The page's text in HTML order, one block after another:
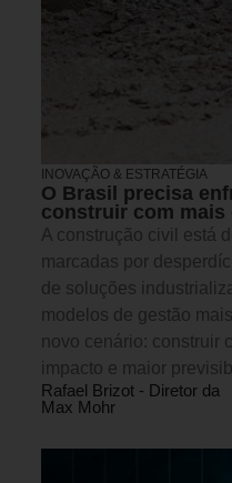
INOVAÇÃO & ESTRATÉGIA
O Brasil precisa
construir com mais
A construção civil está
marcadas por
de soluções
modelos de gestão
novo cenário: construir
impacto e maior
Rafael Brizot - Diretor da
Max Mohr